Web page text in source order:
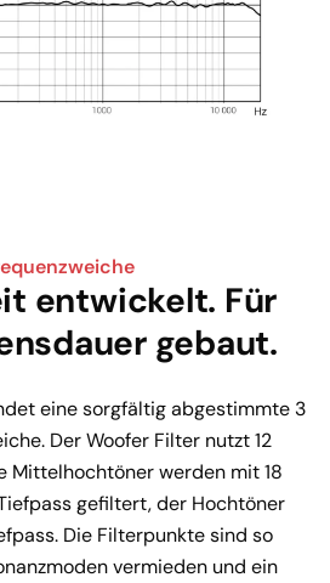
entwickelt. Für
gebaut.
eine sorgfältig abgestimmte 3
Der Woofer Filter nutzt 12
Mittelhochtöner werden mit 18
gefiltert, der Hochtöner
Die Filterpunkte sind so
vermieden und ein